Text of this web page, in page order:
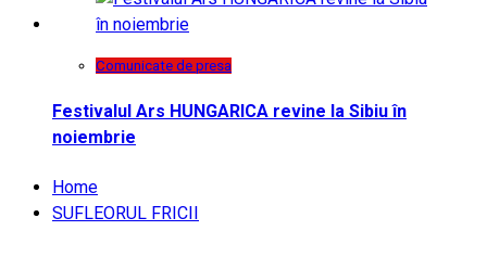
Comunicate de presa
Festivalul Ars HUNGARICA revine la Sibiu în
noiembrie
Home
SUFLEORUL FRICII